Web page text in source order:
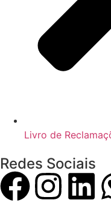
Livro de
Redes Sociais